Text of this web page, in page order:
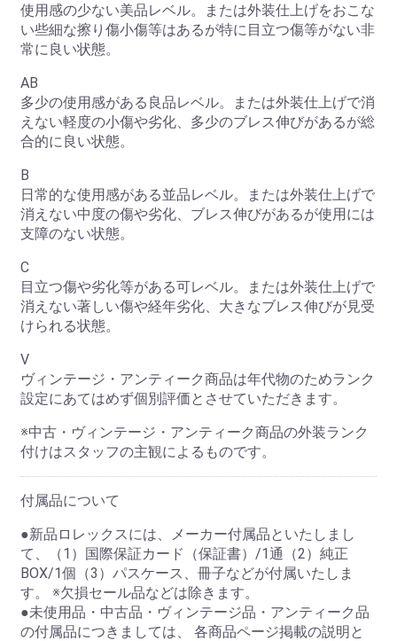
使用感の少ない美品レベル。または外装仕上げをおこな
い些細な擦り傷小傷等はあるが特に目立つ傷等がない非
常に良い状態。
AB
多少の使用感がある良品レベル。または外装仕上げで消
えない軽度の小傷や劣化、多少のブレス伸びがあるが総
合的に良い状態。
B
日常的な使用感がある並品レベル。または外装仕上げで
消えない中度の傷や劣化、ブレス伸びがあるが使用には
支障のない状態。
C
目立つ傷や劣化等がある可レベル。または外装仕上げで
消えない著しい傷や経年劣化、大きなブレス伸びが見受
けられる状態。
V
ヴィンテージ・アンティーク商品は年代物のためランク
設定にあてはめず個別評価とさせていただきます。
※中古・ヴィンテージ・アンティーク商品の外装ランク
付けはスタッフの主観によるものです。
付属品について
●新品ロレックスには、メーカー付属品といたしまし
て、（1）国際保証カード（保証書）/1通（2）純正
BOX/1個（3）パスケース、冊子などが付属いたしま
す。 ※欠損セール品などは除きます。
●未使用品・中古品・ヴィンテージ品・アンティーク品
の付属品につきましては、 各商品ページ掲載の説明と